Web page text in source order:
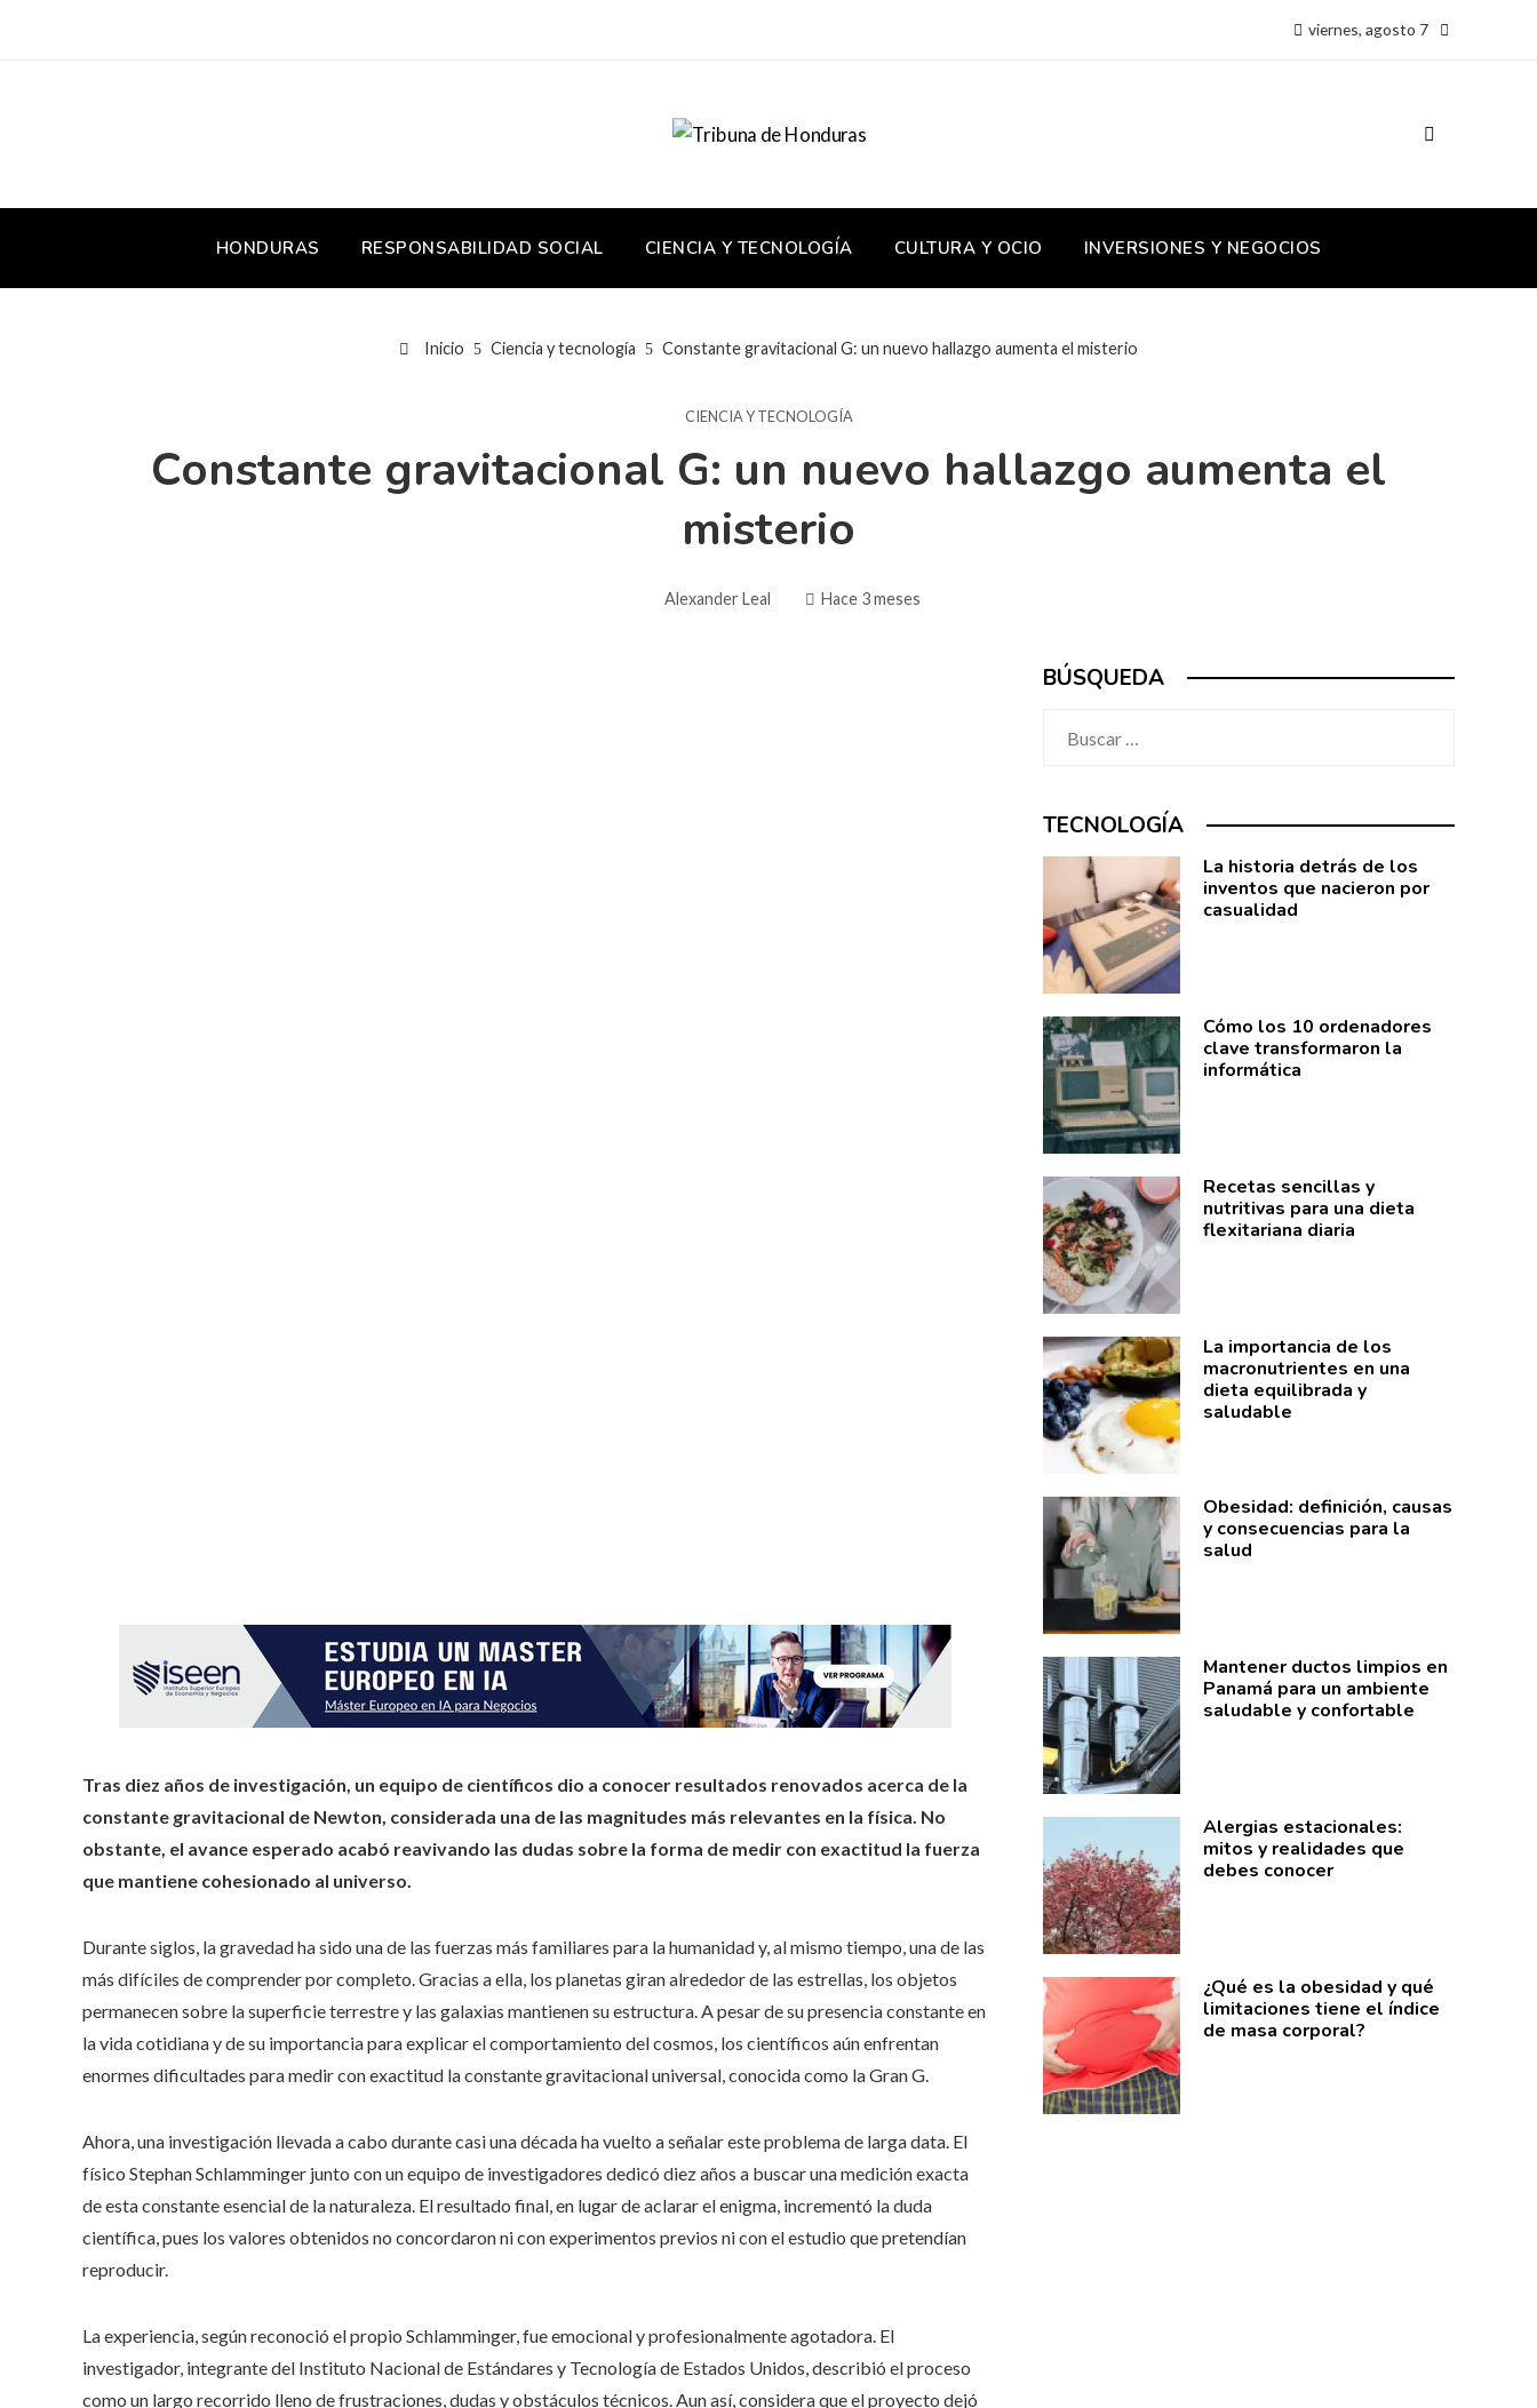
viernes, agosto 7
HONDURAS RESPONSABILIDAD SOCIAL CIENCIA Y TECNOLOGÍA CULTURA Y OCIO INVERSIONES Y NEGOCIOS
Inicio Ciencia y tecnología Constante gravitacional G: un nuevo hallazgo aumenta el misterio
CIENCIA Y TECNOLOGÍA
Constante gravitacional G: un nuevo hallazgo aumenta el
misterio
Alexander Leal Hace 3 meses
Tras diez años de investigación, un equipo de científicos dio a conocer resultados renovados acerca de la
constante gravitacional de Newton, considerada una de las magnitudes más relevantes en la física. No
obstante, el avance esperado acabó reavivando las dudas sobre la forma de medir con exactitud la fuerza
que mantiene cohesionado al universo.
Durante siglos, la gravedad ha sido una de las fuerzas más familiares para la humanidad y, al mismo tiempo, una de las
más difíciles de comprender por completo. Gracias a ella, los planetas giran alrededor de las estrellas, los objetos
permanecen sobre la superficie terrestre y las galaxias mantienen su estructura. A pesar de su presencia constante en
la vida cotidiana y de su importancia para explicar el comportamiento del cosmos, los científicos aún enfrentan
enormes dificultades para medir con exactitud la constante gravitacional universal, conocida como la Gran G.
Ahora, una investigación llevada a cabo durante casi una década ha vuelto a señalar este problema de larga data. El
físico Stephan Schlamminger junto con un equipo de investigadores dedicó diez años a buscar una medición exacta
de esta constante esencial de la naturaleza. El resultado final, en lugar de aclarar el enigma, incrementó la duda
científica, pues los valores obtenidos no concordaron ni con experimentos previos ni con el estudio que pretendían
reproducir.
La experiencia, según reconoció el propio Schlamminger, fue emocional y profesionalmente agotadora. El
investigador, integrante del Instituto Nacional de Estándares y Tecnología de Estados Unidos, describió el proceso
como un largo recorrido lleno de frustraciones, dudas y obstáculos técnicos. Aun así, considera que el proyecto dejó
BÚSQUEDA
TECNOLOGÍA
La historia detrás de los
inventos que nacieron por
casualidad
Cómo los 10 ordenadores
clave transformaron la
informática
Recetas sencillas y
nutritivas para una dieta
flexitariana diaria
La importancia de los
macronutrientes en una
dieta equilibrada y
saludable
Obesidad: definición, causas
y consecuencias para la
salud
Mantener ductos limpios en
Panamá para un ambiente
saludable y confortable
Alergias estacionales:
mitos y realidades que
debes conocer
¿Qué es la obesidad y qué
limitaciones tiene el índice
de masa corporal?